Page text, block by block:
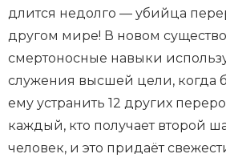
длится недолго — убийца
другом мире! В новом
смертоносные навыки
служения высшей цели, когда
ему устранить 12 других
каждый, кто получает второй
человек, и это придаёт